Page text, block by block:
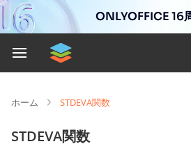
ONLYOFFICE 16
ホーム STDEVA関数
STDEVA関数